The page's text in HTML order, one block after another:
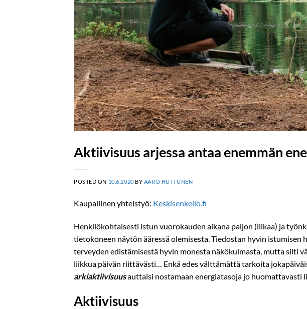
Aktiivisuus arjessa antaa enemmän
POSTED ON 10.6.2020 BY AARO HUTTUNEN
Kaupallinen yhteistyö: Keskisenkello.fi
Henkilökohtaisesti istun vuorokauden aikana paljon (liikaa) ja
tietokoneen näytön ääressä olemisesta. Tiedostan hyvin istumisen
terveyden edistämisestä hyvin monesta näkökulmasta, mutta silti
liikkua päivän riittävästi… Enkä edes välttämättä tarkoita
arkiaktiivisuusauttaisi nostamaan energiatasoja jo huomattavasti
Aktiivisuus